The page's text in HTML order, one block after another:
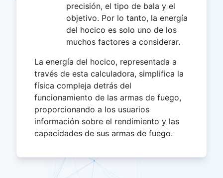
precisión, el tipo de bala y el
objetivo. Por lo tanto, la energía
del hocico es solo uno de los
muchos factores a considerar.
La energía del hocico, representada a
través de esta calculadora, simplifica la
física compleja detrás del
funcionamiento de las armas de fuego,
proporcionando a los usuarios
información sobre el rendimiento y las
capacidades de sus armas de fuego.